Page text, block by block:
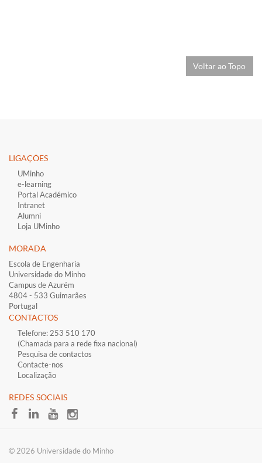
Voltar ao Topo
LIGAÇÕES​
UMinho
e-learning
Portal Académico
Intranet
Alumni
Loja UMinho
MORADA
Escola de Engenharia
Universidade do Minho
Campus de Azurém
4804 - 533 Guimarães
Portugal
CONTACTOS
Telefone: 253 510 170
(Chamada para a rede fixa nacional)
Pesquisa de contactos
Contacte-nos
Localização
​REDES SOCIAI​S
​© 2026 Universidade do Minho​